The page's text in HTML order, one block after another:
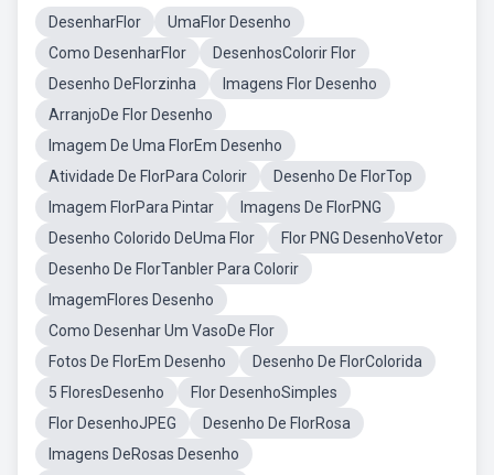
DesenharFlor
UmaFlor Desenho
Como DesenharFlor
DesenhosColorir Flor
Desenho DeFlorzinha
Imagens Flor Desenho
ArranjoDe Flor Desenho
Imagem De Uma FlorEm Desenho
Atividade De FlorPara Colorir
Desenho De FlorTop
Imagem FlorPara Pintar
Imagens De FlorPNG
Desenho Colorido DeUma Flor
Flor PNG DesenhoVetor
Desenho De FlorTanbler Para Colorir
ImagemFlores Desenho
Como Desenhar Um VasoDe Flor
Fotos De FlorEm Desenho
Desenho De FlorColorida
5 FloresDesenho
Flor DesenhoSimples
Flor DesenhoJPEG
Desenho De FlorRosa
Imagens DeRosas Desenho